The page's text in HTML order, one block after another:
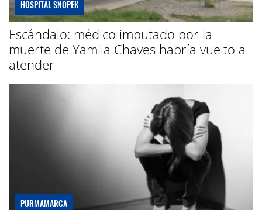
HOSPITAL SNOPEK
Escándalo: médico imputado por la
muerte de Yamila Chaves habría vuelto a
atender
PURMAMARCA